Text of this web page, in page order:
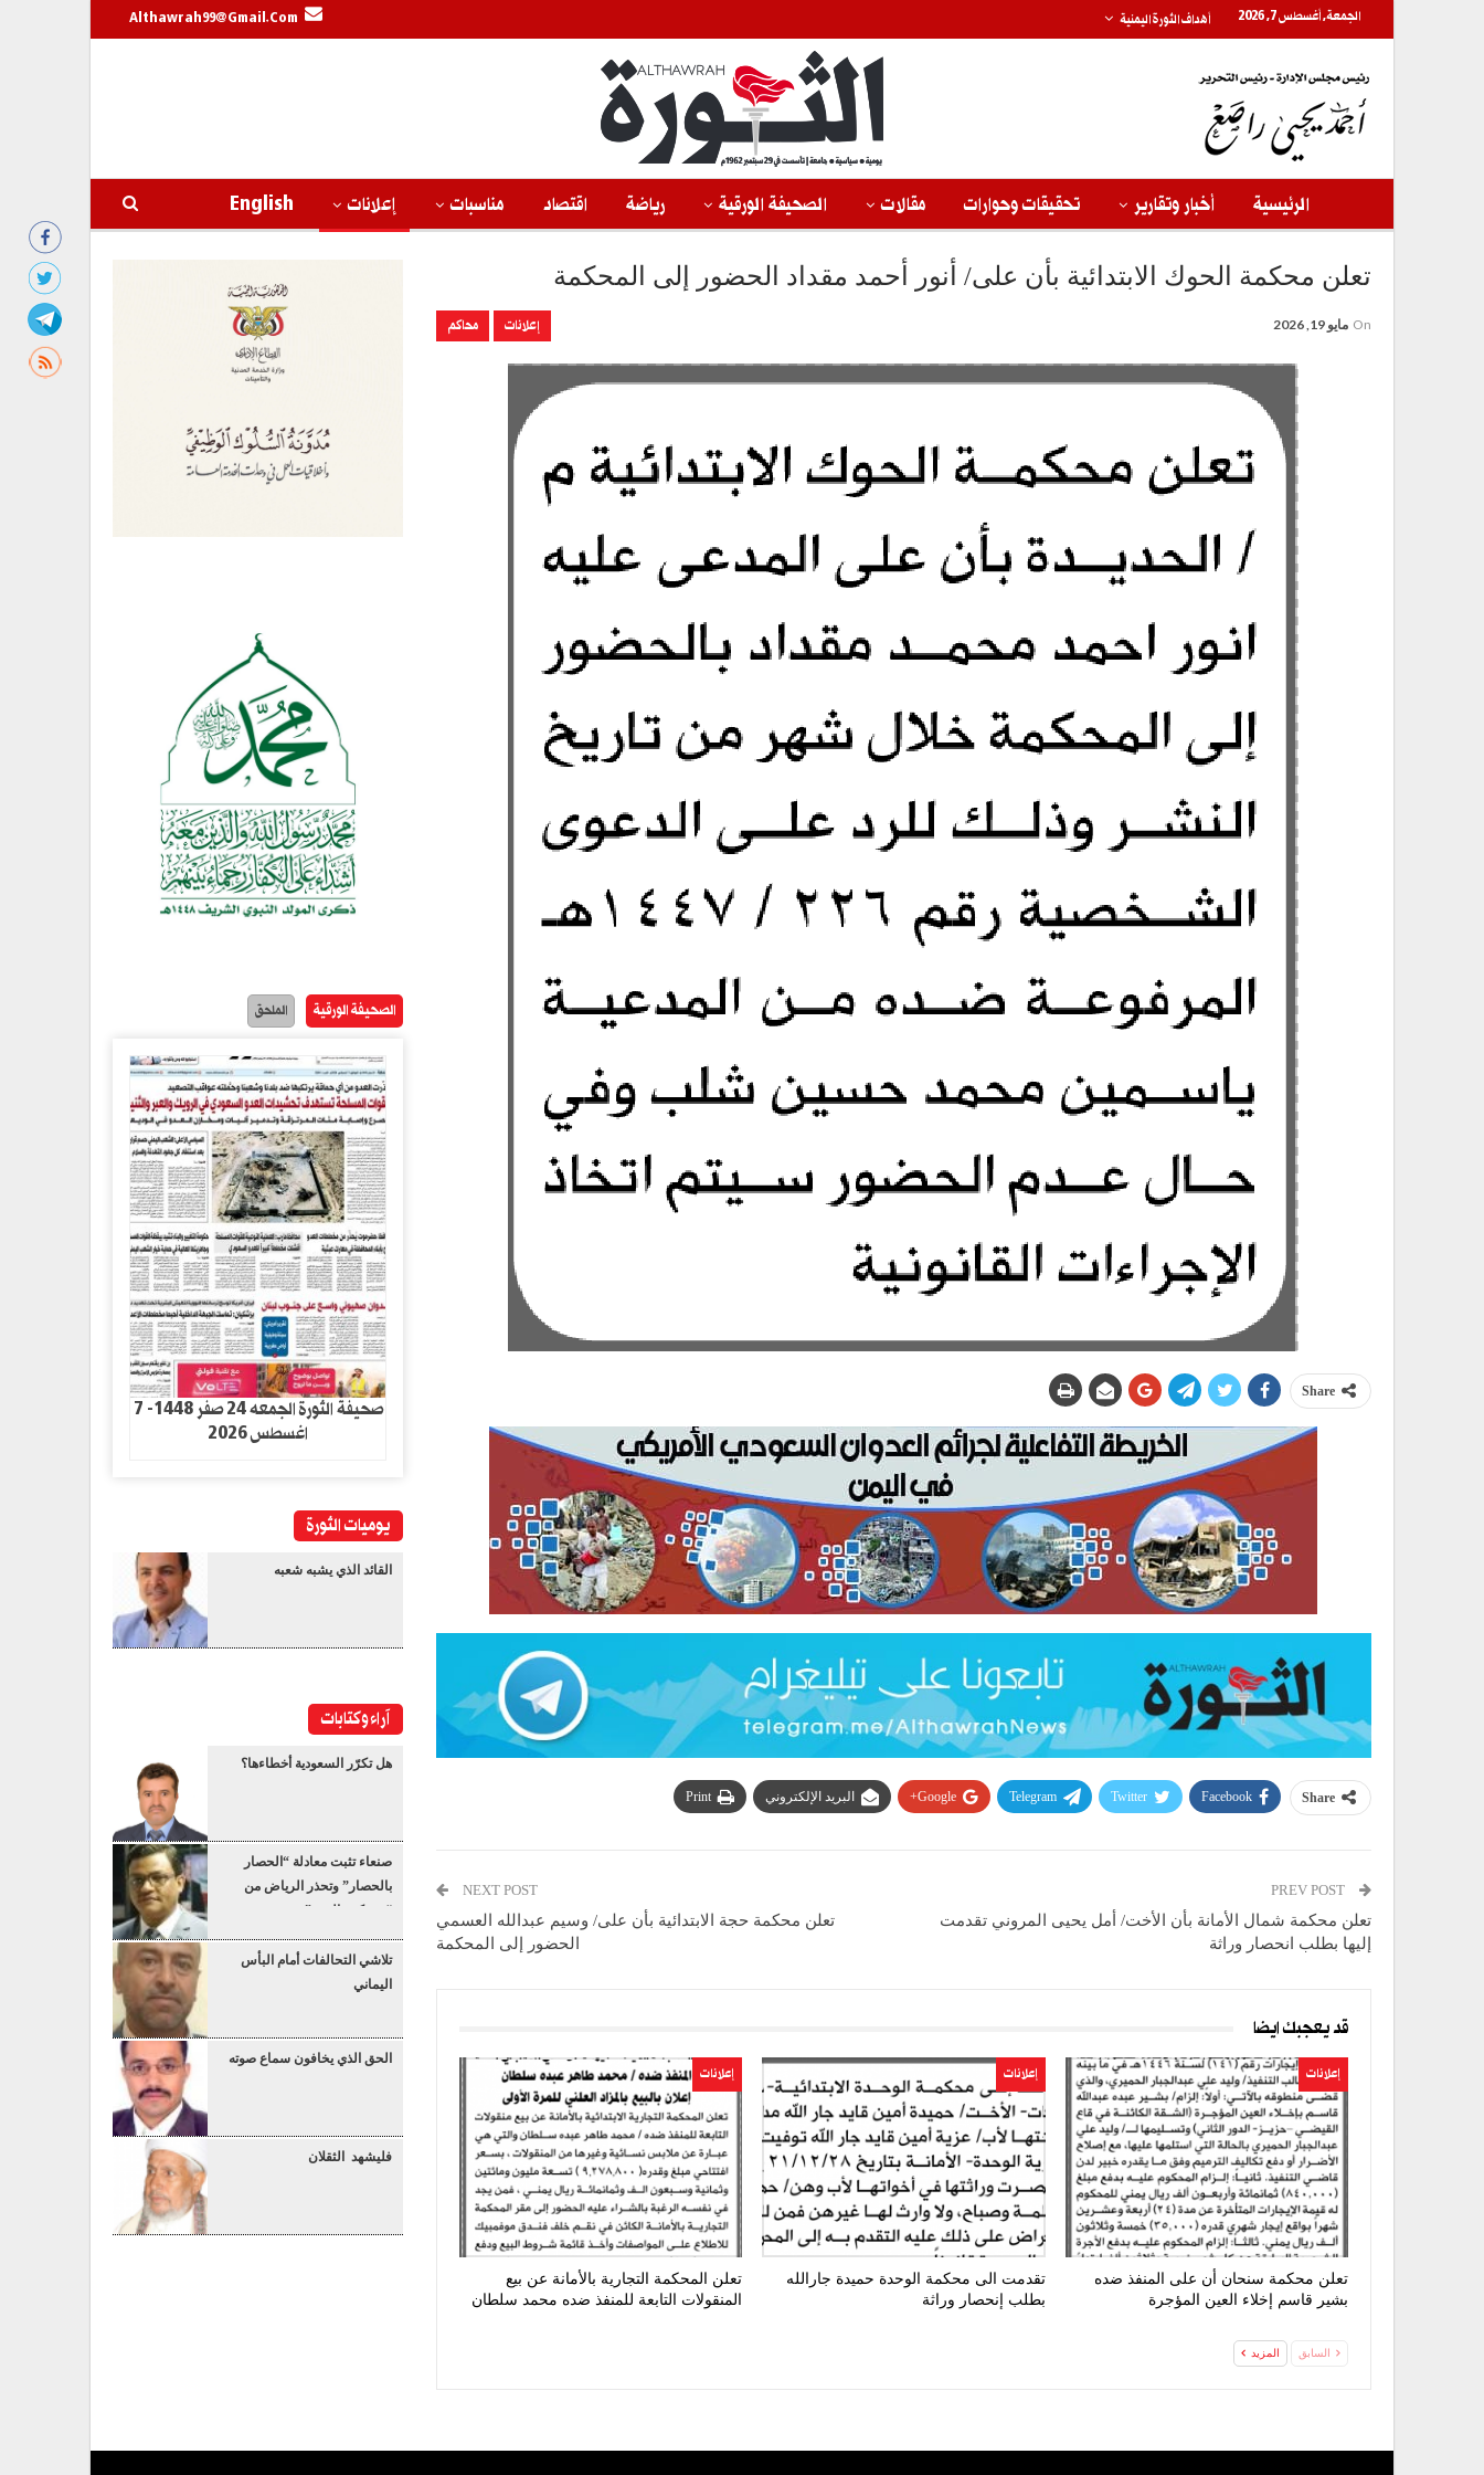
الجمعة, أغسطس 7, 2026 أهداف الثورة اليمنية Althawrah99@gmail.com
الرئيسية أخبار وتقارير تحقيقات وحوارات مقالات الصحيفة الورقية رياضة اقتصاد مناسبات إعلانات English
تعلن محكمة الحوك الابتدائية بأن على/ أنور أحمد مقداد الحضور إلى المحكمة
إعلانات محاكم On مايو 19, 2026
Share
Share
Facebook
Twitter
Telegram
Google+ البريد الإلكتروني Print
تعلن محكمة شمال الأمانة بأن الأخت/ أمل يحيى المروني تقدمت
إليها بطلب انحصار وراثة
NEXT POST
تعلن محكمة حجة الابتدائية بأن على/ وسيم عبدالله العسمي
الحضور إلى المحكمة
قد يعجبك ايضا
إعلانات
تعلن محكمة سنحان أن على المنفذ ضده
بشير قاسم إخلاء العين المؤجرة
إعلانات
تقدمت الى محكمة الوحدة حميدة جارالله
بطلب إنحصار وراثة
إعلانات
تعلن المحكمة التجارية بالأمانة عن بيع
المنقولات التابعة للمنفذ ضده محمد سلطان
السابق المزيد
الصحيفة الورقية الملحق
صحيفة الثورة الجمعه 24 صفر 1448- 7
اغسطس 2026
يوميات الثورة
القائد الذي يشبه شعبه
آراء وكتابات
هل تكرّر السعودية أخطاءها؟
صنعاء تثبت معادلة “الحصار
بالحصار” وتحذر الرياض من
“عسكرة البحر”
تلاشي التحالفات أمام البأس
اليماني
الحق الذي يخافون سماع صوته
فليشهد الثقلان